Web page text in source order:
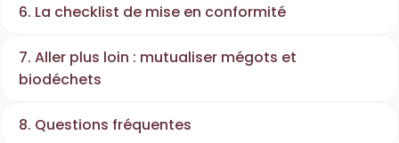
6. La checklist de mise en conformité
7. Aller plus loin : mutualiser mégots et
biodéchets
8. Questions fréquentes